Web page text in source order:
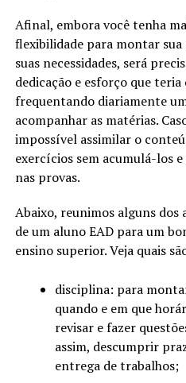
Afinal, embora você tenha
flexibilidade para montar
suas necessidades, será
dedicação e esforço que teria
frequentando diariamente
acompanhar as matérias.
impossível assimilar o
exercícios sem acumulá-los
nas provas.
Abaixo, reunimos alguns dos
de um aluno EAD para um
ensino superior. Veja quais
disciplina: para
quando e em que
revisar e fazer
assim, descumprir
entrega de trabalhos;